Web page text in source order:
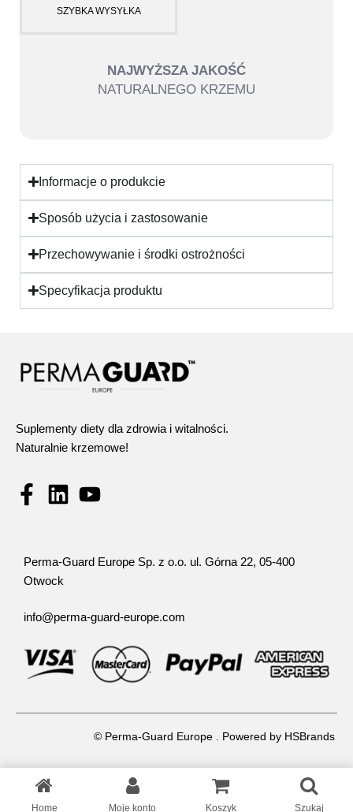
SZYBKA WYSYŁKA
NAJWYŻSZA JAKOŚĆ
NATURALNEGO KRZEMU
Informacje o produkcie
Sposób użycia i zastosowanie
Przechowywanie i środki ostrożności
Specyfikacja produktu
Suplementy diety dla zdrowia i witalności.
Naturalnie krzemowe!
Perma-Guard Europe Sp. z o.o. ul. Górna 22, 05-400
Otwock
info@perma-guard-europe.com
© Perma-Guard Europe . Powered by HSBrands
Home Moje konto Koszyk Szukaj